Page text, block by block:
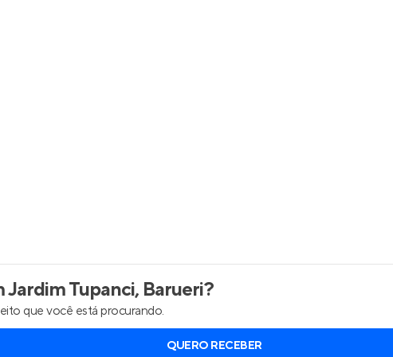
Painel de Clientes
Jardim Tupanci, Barueri?
que você está procurando.
QUERO RECEBER